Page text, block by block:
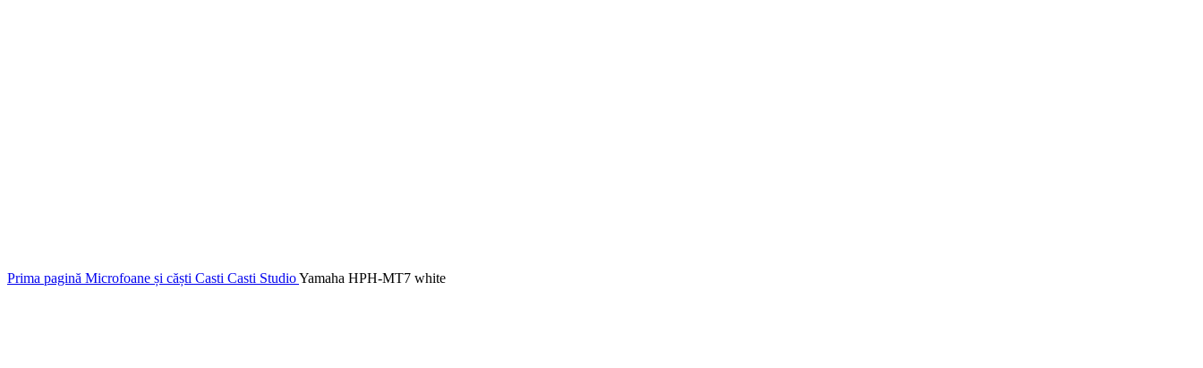
Prima pagină Microfoane și căști Casti Casti StudioYamaha HPH-MT7 white